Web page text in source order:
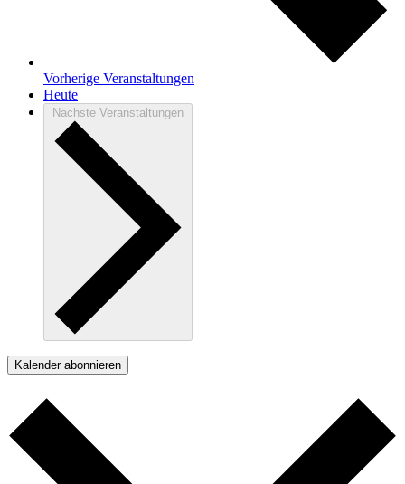
Vorherige Veranstaltungen
Heute
Nächste Veranstaltungen
Kalender abonnieren